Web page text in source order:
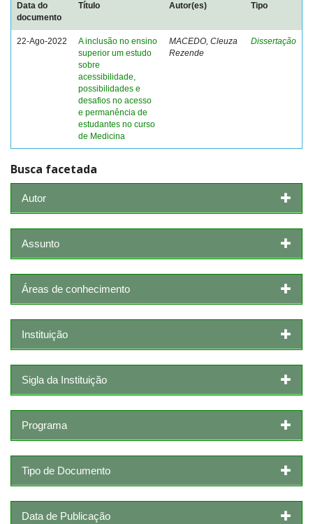
Data do
documento
Título Autor(es) Tipo
22-Ago-2022
A inclusão no ensino
superior um estudo
sobre
acessibilidade,
possibilidades e
desafios no acesso
e permanência de
estudantes no curso
de Medicina
MACEDO, Cleuza
Rezende
Dissertação
Busca facetada
Autor
Assunto
Áreas de conhecimento
Instituição
Sigla da Instituição
Programa
Tipo de Documento
Data de Publicação